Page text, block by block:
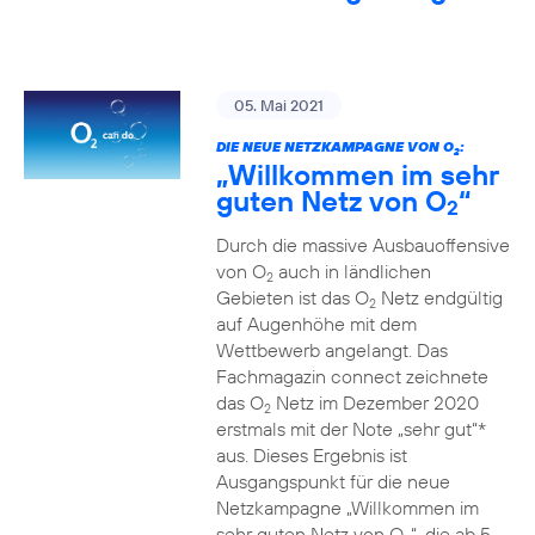
05. Mai 2021
DIE NEUE NETZKAMPAGNE VON O2:
„Willkommen im sehr
guten Netz von O2“
Durch die massive Ausbauoffensive
von O2auch in ländlichen
Gebieten ist das O2Netz endgültig
auf Augenhöhe mit dem
Wettbewerb angelangt. Das
Fachmagazin connect zeichnete
das O2Netz im Dezember 2020
erstmals mit der Note „sehr gut“*
aus. Dieses Ergebnis ist
Ausgangspunkt für die neue
Netzkampagne „Willkommen im